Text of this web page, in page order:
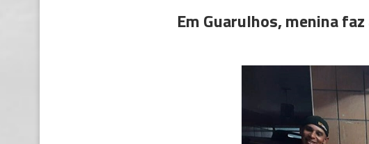
Em Guarulhos, menina